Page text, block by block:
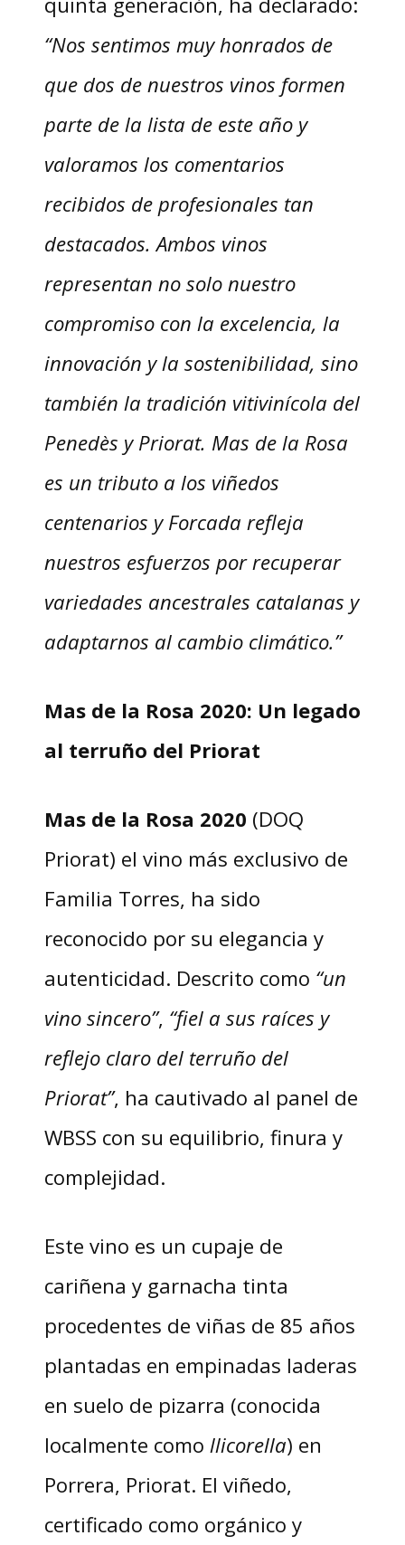
“Nos sentimos muy honrados de
que dos de nuestros vinos formen
parte de la lista de este año y
valoramos los comentarios
recibidos de profesionales tan
destacados. Ambos vinos
representan no solo nuestro
compromiso con la excelencia, la
innovación y la sostenibilidad, sino
también la tradición vitivinícola del
Penedès y Priorat. Mas de la Rosa
es un tributo a los viñedos
centenarios y Forcada refleja
nuestros esfuerzos por recuperar
variedades ancestrales catalanas y
adaptarnos al cambio climático.”
Mas de la Rosa 2020: Un legado
al terruño del Priorat
Mas de la Rosa 2020 (DOQ
Priorat) el vino más exclusivo de
Familia Torres, ha sido
reconocido por su elegancia y
autenticidad. Descrito como “un
vino sincero”, “fiel a sus raíces y
reflejo claro del terruño del
Priorat”, ha cautivado al panel de
WBSS con su equilibrio, finura y
complejidad.
Este vino es un cupaje de
cariñena y garnacha tinta
procedentes de viñas de 85 años
plantadas en empinadas laderas
en suelo de pizarra (conocida
localmente como llicorella) en
Porrera, Priorat. El viñedo,
certificado como orgánico y